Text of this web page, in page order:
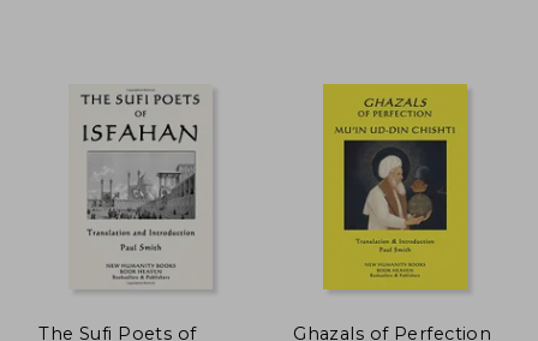
The Sufi Poets of
Ghazals of Perfection